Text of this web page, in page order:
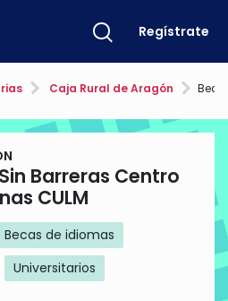
Regístrate
Caja Rural de Aragón Becas
Barreras Centro
CULM
Becas de idiomas
Universitarios